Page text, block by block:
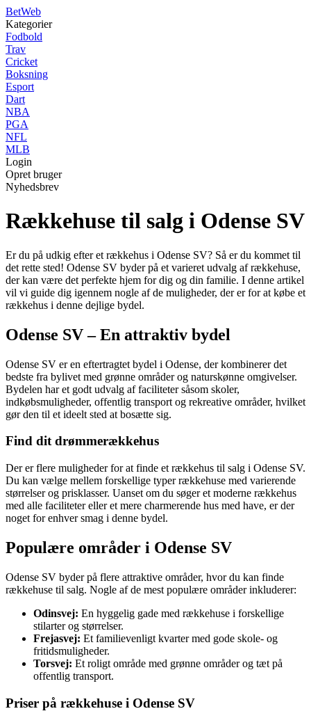
BetWeb
Kategorier
Fodbold
Trav
Cricket
Boksning
Esport
Dart
NBA
PGA
NFL
MLB
Login
Opret bruger
Nyhedsbrev
Rækkehuse til salg i Odense SV
Er du på udkig efter et rækkehus i Odense SV? Så er du kommet til
det rette sted! Odense SV byder på et varieret udvalg af rækkehuse,
der kan være det perfekte hjem for dig og din familie. I denne artikel
vil vi guide dig igennem nogle af de muligheder, der er for at købe et
rækkehus i denne dejlige bydel.
Odense SV – En attraktiv bydel
Odense SV er en eftertragtet bydel i Odense, der kombinerer det
bedste fra bylivet med grønne områder og naturskønne omgivelser.
Bydelen har et godt udvalg af faciliteter såsom skoler,
indkøbsmuligheder, offentlig transport og rekreative områder, hvilket
gør den til et ideelt sted at bosætte sig.
Find dit drømmerækkehus
Der er flere muligheder for at finde et rækkehus til salg i Odense SV.
Du kan vælge mellem forskellige typer rækkehuse med varierende
størrelser og prisklasser. Uanset om du søger et moderne rækkehus
med alle faciliteter eller et mere charmerende hus med have, er der
noget for enhver smag i denne bydel.
Populære områder i Odense SV
Odense SV byder på flere attraktive områder, hvor du kan finde
rækkehuse til salg. Nogle af de mest populære områder inkluderer:
Odinsvej: En hyggelig gade med rækkehuse i forskellige
stilarter og størrelser.
Frejasvej: Et familievenligt kvarter med gode skole- og
fritidsmuligheder.
Torsvej: Et roligt område med grønne områder og tæt på
offentlig transport.
Priser på rækkehuse i Odense SV